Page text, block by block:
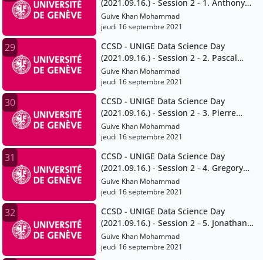
(2021.09.16.) - Session 2 - 1. Anthony
Lehmann
Guive Khan Mohammad
jeudi 16 septembre 2021
29
CCSD - UNIGE Data Science Day
(2021.09.16.) - Session 2 - 2. Pascal
Peduzzi
Guive Khan Mohammad
jeudi 16 septembre 2021
30
CCSD - UNIGE Data Science Day
(2021.09.16.) - Session 2 - 3. Pierre
Lacroix
Guive Khan Mohammad
jeudi 16 septembre 2021
31
CCSD - UNIGE Data Science Day
(2021.09.16.) - Session 2 - 4. Gregory
Giuliani
Guive Khan Mohammad
jeudi 16 septembre 2021
32
CCSD - UNIGE Data Science Day
(2021.09.16.) - Session 2 - 5. Jonathan
Chambers
Guive Khan Mohammad
jeudi 16 septembre 2021